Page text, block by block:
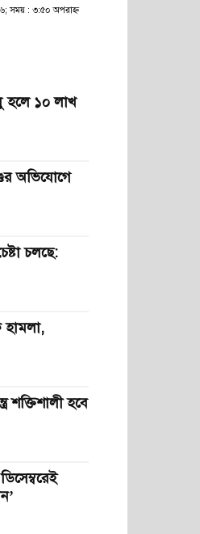
সময় : ৩:৫০ অপরাহ্ণ
হলে ১০ লাখ
অভিযোগে
চলছে:
হামলা,
শক্তিশালী হবে